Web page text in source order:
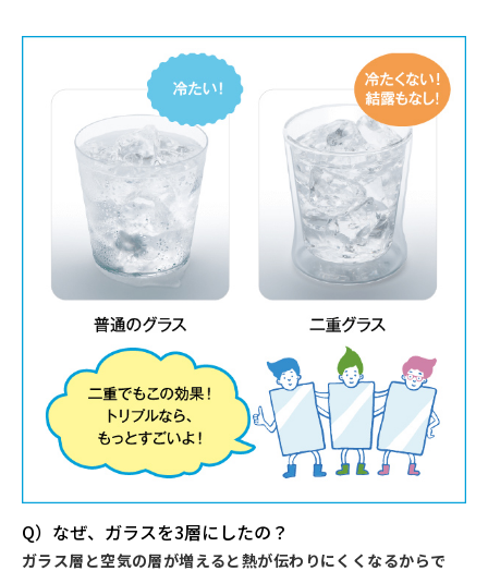
Q）なぜ、ガラスを3層にしたの？
ガラス層と空気の層が増えると熱が伝わりにくくなるからで